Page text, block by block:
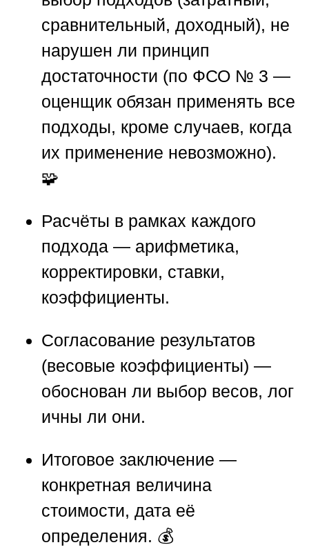
сравнительный, доходный), не
нарушен ли принцип
достаточности (по ФСО № 3 —
оценщик обязан применять все
подходы, кроме случаев, когда
их применение невозможно).
🧩
Расчёты в рамках каждого
подхода — арифметика,
корректировки, ставки,
коэффициенты.
Согласование результатов
(весовые коэффициенты) —
обоснован ли выбор весов, лог
ичны ли они.
Итоговое заключение —
конкретная величина
стоимости, дата её
определения. 💰